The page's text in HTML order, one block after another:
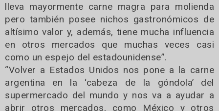
lleva mayormente carne magra para molienda
pero también posee nichos gastronómicos de
altísimo valor y, además, tiene mucha influencia
en otros mercados que muchas veces casi
como un espejo del estadounidense”.
“Volver a Estados Unidos nos pone a la carne
argentina en la ‘cabeza de la góndola’ del
supermercado del mundo y nos va a ayudar a
abrir otros mercados, como México y otros